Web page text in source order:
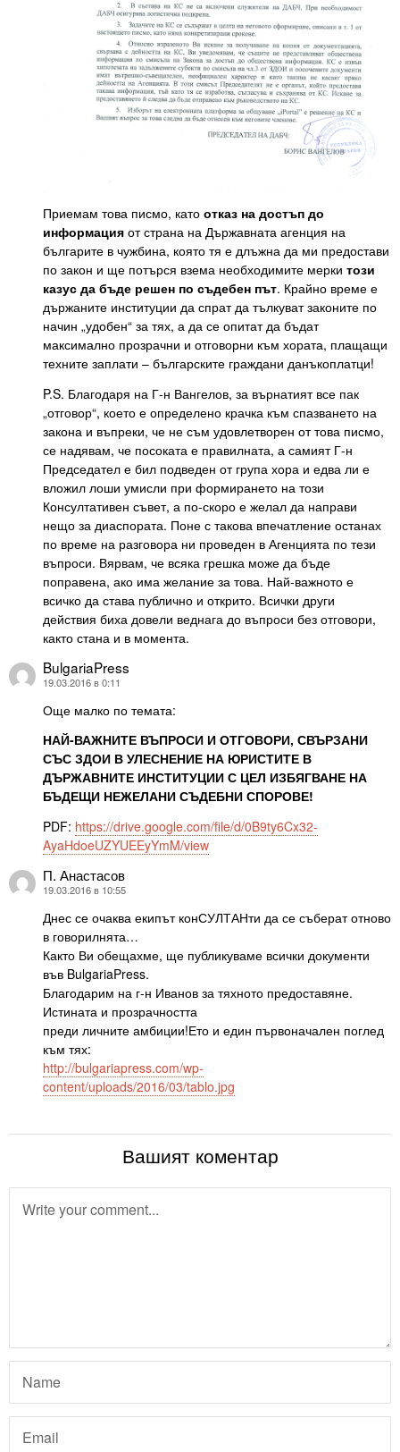
Приемам това писмо, като отказ на достъп до
информация от страна на Държавната агенция на
българите в чужбина, която тя е длъжна да ми предостави
по закон и ще потърся взема необходимите мерки този
казус да бъде решен по съдебен път. Крайно време е
държаните институции да спрат да тълкуват законите по
начин „удобен“ за тях, а да се опитат да бъдат
максимално прозрачни и отговорни към хората, плащащи
техните заплати – българските граждани данъкоплатци!
P.S. Благодаря на Г-н Вангелов, за върнатият все пак
„отговор“, което е определено крачка към спазването на
закона и въпреки, че не съм удовлетворен от това писмо,
се надявам, че посоката е правилната, а самият Г-н
Председател е бил подведен от група хора и едва ли е
вложил лоши умисли при формирането на този
Консултативен съвет, а по-скоро е желал да направи
нещо за диаспората. Поне с такова впечатление останах
по време на разговора ни проведен в Агенцията по тези
въпроси. Вярвам, че всяка грешка може да бъде
поправена, ако има желание за това. Най-важното е
всичко да става публично и открито. Всички други
действия биха довели веднага до въпроси без отговори,
както стана и в момента.
BulgariaPress
каза:
19.03.2016 в 0:11
Още малко по темата:
НАЙ-ВАЖНИТЕ ВЪПРОСИ И ОТГОВОРИ, СВЪРЗАНИ
СЪС ЗДОИ В УЛЕСНЕНИЕ НА ЮРИСТИТЕ В
ДЪРЖАВНИТЕ ИНСТИТУЦИИ С ЦЕЛ ИЗБЯГВАНЕ НА
БЪДЕЩИ НЕЖЕЛАНИ СЪДЕБНИ СПОРОВЕ!
PDF: https://drive.google.com/file/d/0B9ty6Cx32-
AyaHdoeUZYUEEyYmM/view
П. Анастасов
каза:
19.03.2016 в 10:55
Днес се очаква екипът конСУЛТАНти да се съберат отново
в говорилнята…
Както Ви обещахме, ще публикуваме всички документи
във BulgariaPress.
Благодарим на г-н Иванов за тяхното предоставяне.
Истината и прозрачността
преди личните амбиции!Ето и един първоначален поглед
към тях:
http://bulgariapress.com/wp-
content/uploads/2016/03/tablo.jpg
Вашият коментар